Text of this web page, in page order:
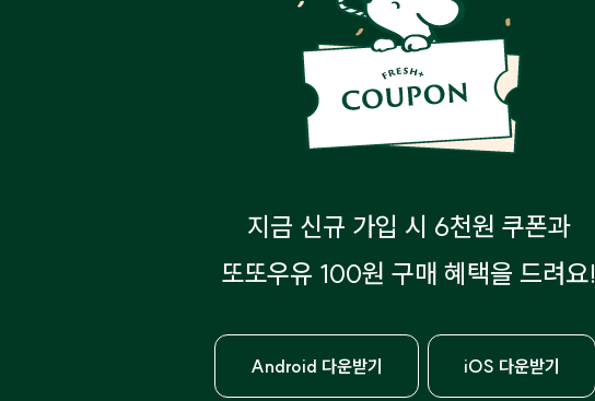
지금 신규 가입 시 6천원 쿠폰과
또또우유 100원 구매 혜택을 드려요!
Android 다운받기 iOS 다운받기